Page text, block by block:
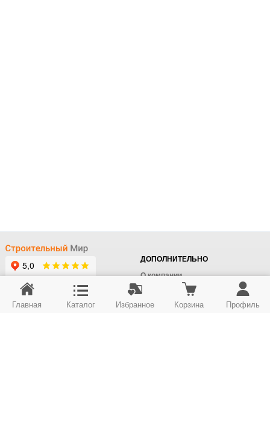
+7 (495) 414-22-76
ДОПОЛНИТЕЛЬНО
О компании
Доставка
Оплата
Главная Каталог Избранное Корзина Профиль